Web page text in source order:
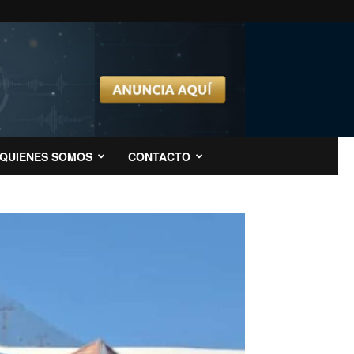
QUIENES SOMOS CONTACTO